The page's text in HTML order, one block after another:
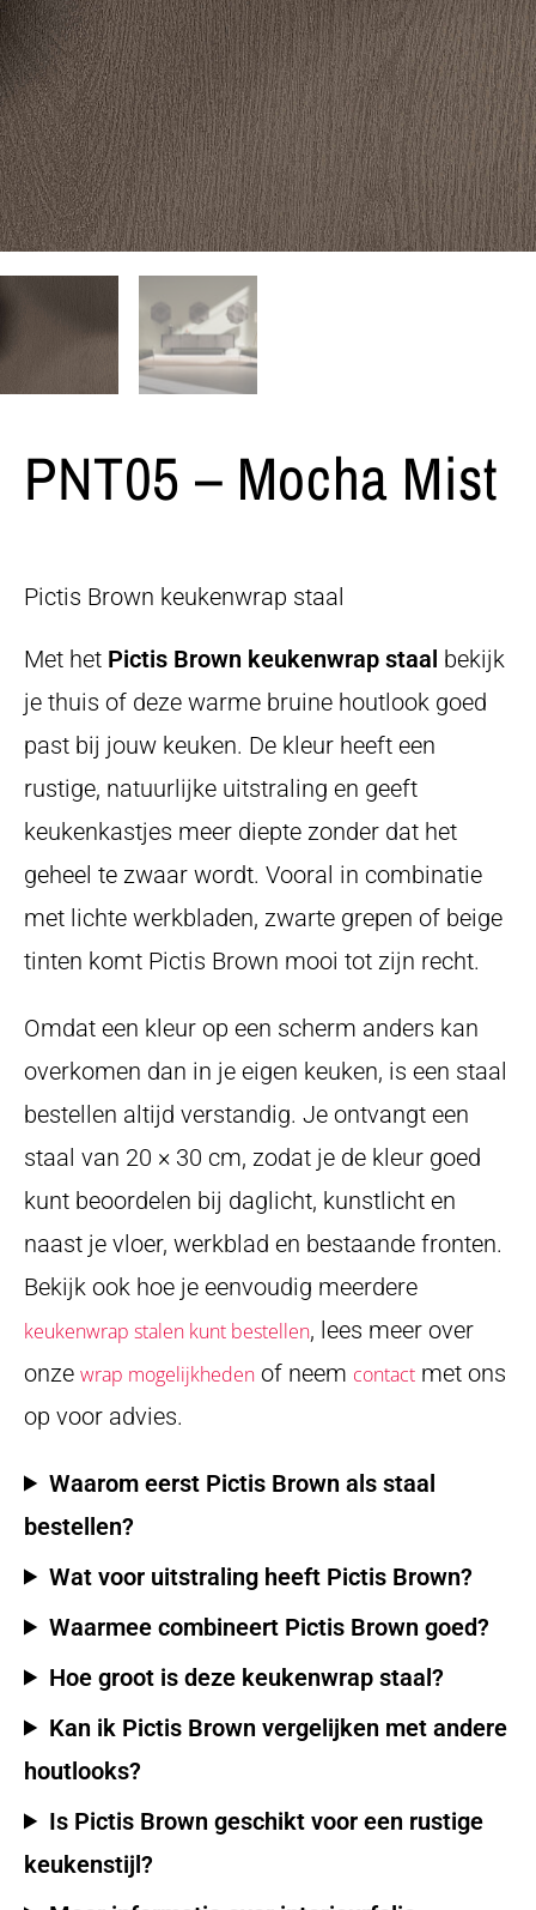
PNT05 – Mocha Mist
Pictis Brown keukenwrap staal
Met het Pictis Brown keukenwrap staal bekijk
je thuis of deze warme bruine houtlook goed
past bij jouw keuken. De kleur heeft een
rustige, natuurlijke uitstraling en geeft
keukenkastjes meer diepte zonder dat het
geheel te zwaar wordt. Vooral in combinatie
met lichte werkbladen, zwarte grepen of beige
tinten komt Pictis Brown mooi tot zijn recht.
Omdat een kleur op een scherm anders kan
overkomen dan in je eigen keuken, is een staal
bestellen altijd verstandig. Je ontvangt een
staal van 20 × 30 cm, zodat je de kleur goed
kunt beoordelen bij daglicht, kunstlicht en
naast je vloer, werkblad en bestaande fronten.
Bekijk ook hoe je eenvoudig meerdere
keukenwrap stalen kunt bestellen, lees meer over
onze wrap mogelijkheden of neem contact met ons
op voor advies.
Waarom eerst Pictis Brown als staal
bestellen?
Wat voor uitstraling heeft Pictis Brown?
Waarmee combineert Pictis Brown goed?
Hoe groot is deze keukenwrap staal?
Kan ik Pictis Brown vergelijken met andere
houtlooks?
Is Pictis Brown geschikt voor een rustige
keukenstijl?